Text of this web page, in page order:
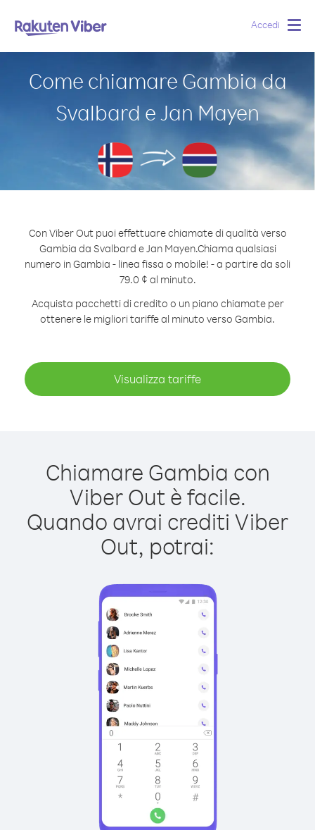
Accedi
Come chiamare Gambia da
Svalbard e Jan Mayen
Con Viber Out puoi effettuare chiamate di qualità verso
Gambia da Svalbard e Jan Mayen.Chiama qualsiasi
numero in Gambia - linea fissa o mobile! - a partire da soli
79.0 ¢ al minuto.
Acquista pacchetti di credito o un piano chiamate per
ottenere le migliori tariffe al minuto verso Gambia.
Visualizza tariffe
Chiamare Gambia con
Viber Out è facile.
Quando avrai crediti Viber
Out, potrai: